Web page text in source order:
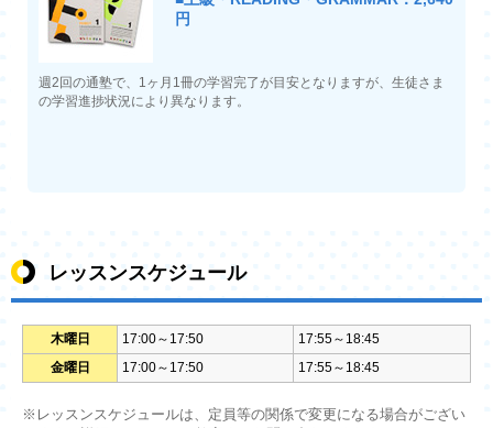
円
週2回の通塾で、1ヶ月1冊の学習完了が目安となりますが、生徒さま
の学習進捗状況により異なります。
レッスンスケジュール
木曜日 17:00～17:50
17:55～18:45
金曜日
17:00～17:50 17:55～18:45
※レッスンスケジュールは、定員等の関係で変更になる場合がござい